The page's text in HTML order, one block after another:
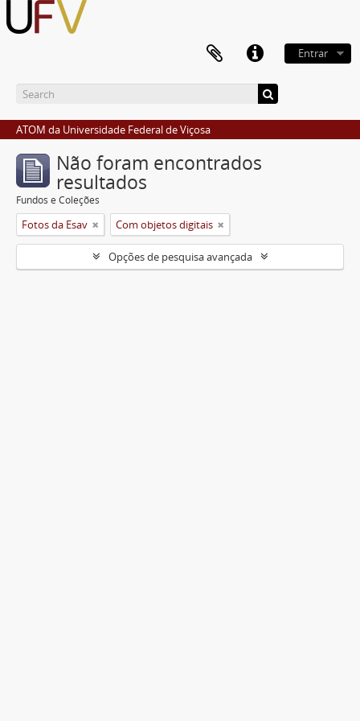
Entrar
ATOM da Universidade Federal de Viçosa
Não foram encontrados
resultados
Fundos e Coleções
Fotos da Esav Com objetos digitais
Opções de pesquisa avançada